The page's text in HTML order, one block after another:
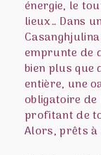
énergie, le
lieux… Dans
emprunte de
bien plus que
entière, une
obligatoire
profitant de
Alors, prêts à